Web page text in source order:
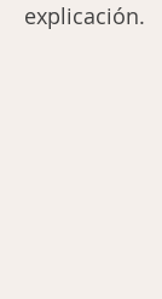
explicación.